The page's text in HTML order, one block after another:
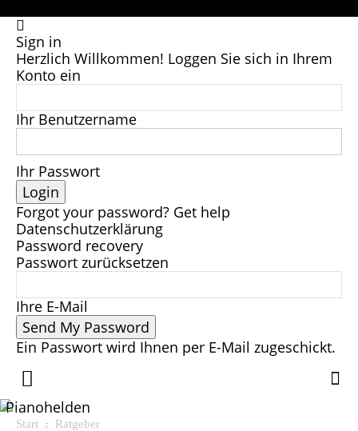
Sign in
Herzlich Willkommen! Loggen Sie sich in Ihrem
Konto ein
Ihr Benutzername
Ihr Passwort
Forgot your password? Get help
Datenschutzerklärung
Password recovery
Passwort zurücksetzen
Ihre E-Mail
Ein Passwort wird Ihnen per E-Mail zugeschickt.
Pianohelden
Start Ratgeber